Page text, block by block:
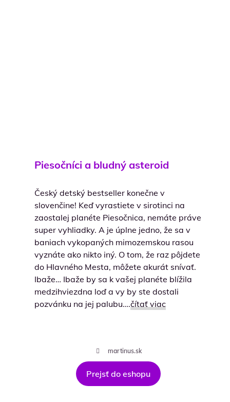
Piesočníci a bludný asteroid
Český detský bestseller konečne v
slovenčine! Keď vyrastiete v sirotinci na
zaostalej planéte Piesočnica, nemáte práve
super vyhliadky. A je úplne jedno, že sa v
baniach vykopaných mimozemskou rasou
vyznáte ako nikto iný. O tom, že raz pôjdete
do Hlavného Mesta, môžete akurát snívať.
Ibaže… Ibaže by sa k vašej planéte blížila
medzihviezdna loď a vy by ste dostali
pozvánku na jej palubu….čítať viac
martinus.sk
Prejsť do eshopu